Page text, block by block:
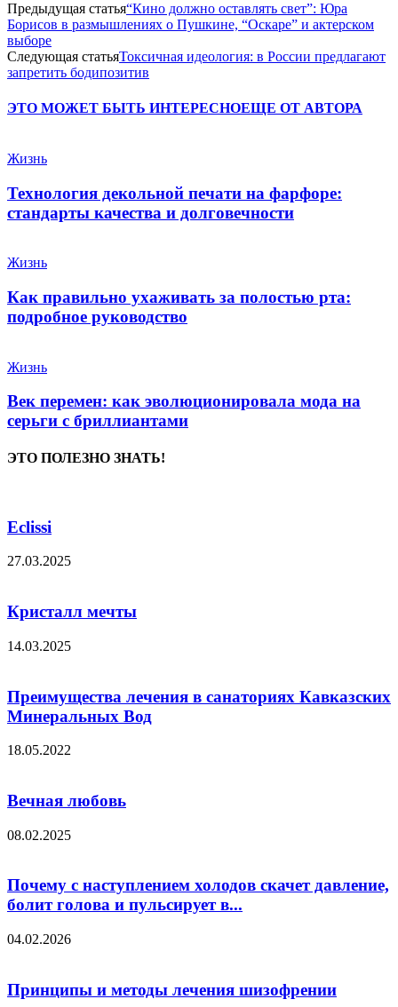
Предыдущая статья“Кино должно оставлять свет”: Юра
Борисов в размышлениях о Пушкине, “Оскаре” и актерском
выборе
Следующая статьяТоксичная идеология: в России предлагают
запретить бодипозитив
ЭТО МОЖЕТ БЫТЬ ИНТЕРЕСНОЕЩЕ ОТ АВТОРА
Жизнь
Технология декольной печати на фарфоре:
стандарты качества и долговечности
Жизнь
Как правильно ухаживать за полостью рта:
подробное руководство
Жизнь
Век перемен: как эволюционировала мода на
серьги с бриллиантами
ЭТО ПОЛЕЗНО ЗНАТЬ!
Eclissi
27.03.2025
Кристалл мечты
14.03.2025
Преимущества лечения в санаториях Кавказских
Минеральных Вод
18.05.2022
Вечная любовь
08.02.2025
Почему с наступлением холодов скачет давление,
болит голова и пульсирует в...
04.02.2026
Принципы и методы лечения шизофрении